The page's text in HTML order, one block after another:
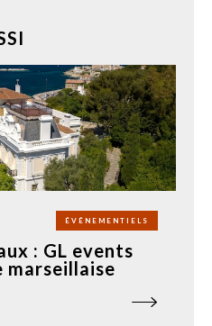
ÉVÉNEMENTIELS
: GL events